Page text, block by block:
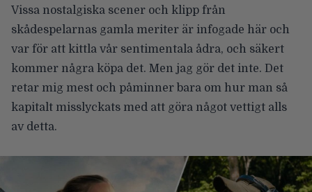
Vissa nostalgiska scener och klipp från
skådespelarnas gamla meriter är infogade här och
var för att kittla vår sentimentala ådra, och säkert
kommer några köpa det. Men jag gör det inte. Det
retar mig mest och påminner bara om hur man så
kapitalt misslyckats med att göra något vettigt alls
av detta.